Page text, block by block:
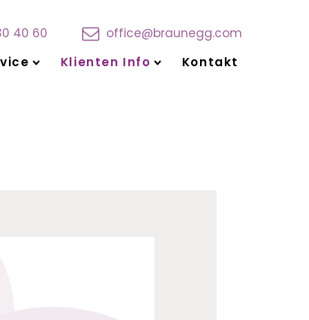
40 60
office@braunegg.com
Klienten Info Kontakt